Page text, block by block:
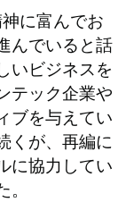
に富んでお
んでいると話
いビジネスを
テック企業や
ブを与えてい
くが、再編に
に協力してい